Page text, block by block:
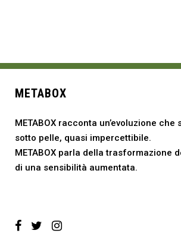
METABOX
METABOX racconta un’evoluzione che
sotto pelle, quasi impercettibile.
METABOX parla della trasformazione
di una sensibilità aumentata.